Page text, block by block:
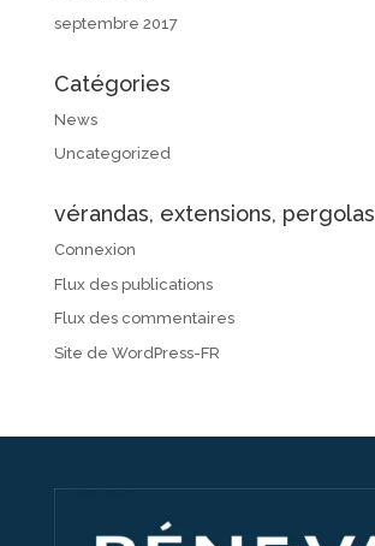
septembre 2017
Catégories
News
Uncategorized
vérandas, extensions, pergolas
Connexion
Flux des publications
Flux des commentaires
Site de WordPress-FR